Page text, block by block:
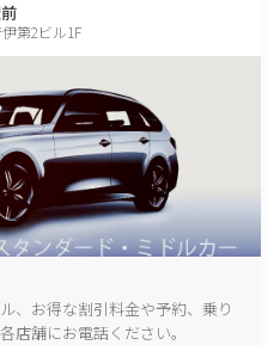
第2ビル1F
、お得な割引料金や予約、乗り
店舗にお電話ください。